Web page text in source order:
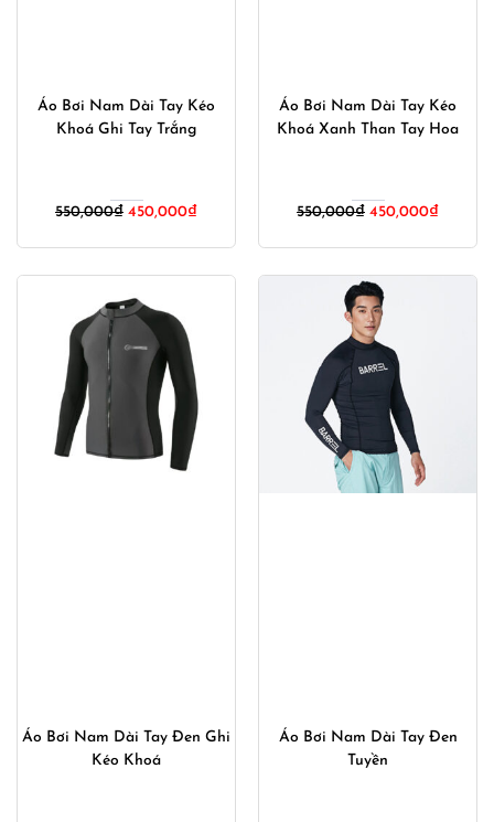
Áo Bơi Nam Dài Tay Kéo
Khoá Ghi Tay Trắng
550,000₫ Giá
550,000₫.
450,000₫Giá
là:
Áo Bơi Nam Dài Tay Kéo
Khoá Xanh Than Tay Hoa
550,000₫ Giá
550,000₫.
450,000₫Giá
là:
Áo Bơi Nam Dài Tay Đen Ghi
Kéo Khoá
Áo Bơi Nam Dài Tay Đen
Tuyền